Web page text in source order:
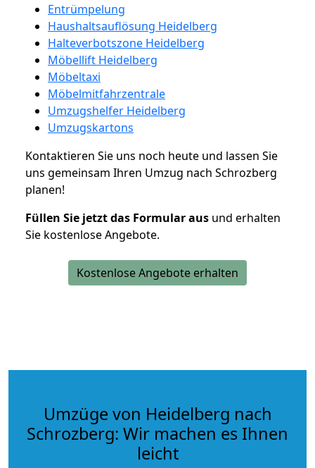
Entrümpelung
Haushaltsauflösung Heidelberg
Halteverbotszone Heidelberg
Möbellift Heidelberg
Möbeltaxi
Möbelmitfahrzentrale
Umzugshelfer Heidelberg
Umzugskartons
Kontaktieren Sie uns noch heute und lassen Sie
uns gemeinsam Ihren Umzug nach Schrozberg
planen!
Füllen Sie jetzt das Formular aus und erhalten
Sie kostenlose Angebote.
Kostenlose Angebote erhalten
Umzüge von Heidelberg nach
Schrozberg: Wir machen es Ihnen
leicht